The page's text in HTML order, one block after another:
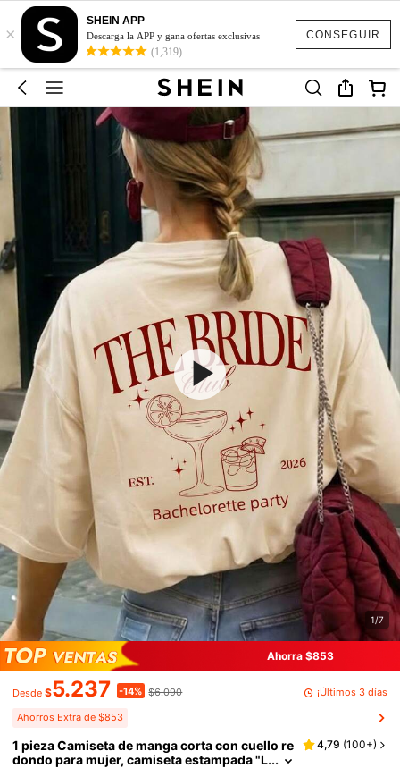
CONSEGUIR
×
SHEIN APP
Descarga la APP y gana ofertas exclusivas
(1,319)
1/7
Ahorra $853
Desde $5.237 -14% $6.090 ¡Últimos 3 días
Ahorros Extra de $853
1 pieza Camiseta de manga corta con cuello re
dondo para mujer, camiseta estampada "L
4,79 (100+)